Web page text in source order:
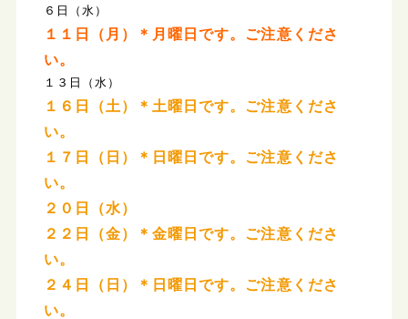
６日（水）
１１日（月）＊月曜日です。ご注意くださ
い。
１３日（水）
１６日（土）＊土曜日です。ご注意くださ
い。
１７日（日）＊日曜日です。ご注意くださ
い。
２０日（水）
２２日（金）＊金曜日です。ご注意くださ
い。
２４日（日）＊日曜日です。ご注意くださ
い。